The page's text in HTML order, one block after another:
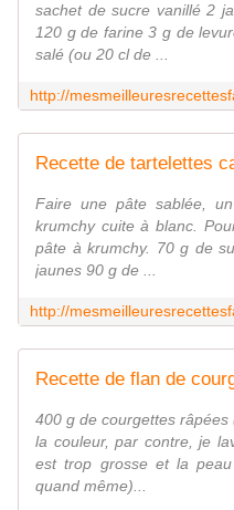
sachet de sucre vanillé 2
120 g de farine 3 g de
salé (ou 20 cl de ...
Faire une pâte sablée,
krumchy cuite à blanc.
pâte à krumchy. 70 g de
jaunes 90 g de ...
400 g de courgettes
la couleur, par contre, je
est trop grosse et la
quand même)...